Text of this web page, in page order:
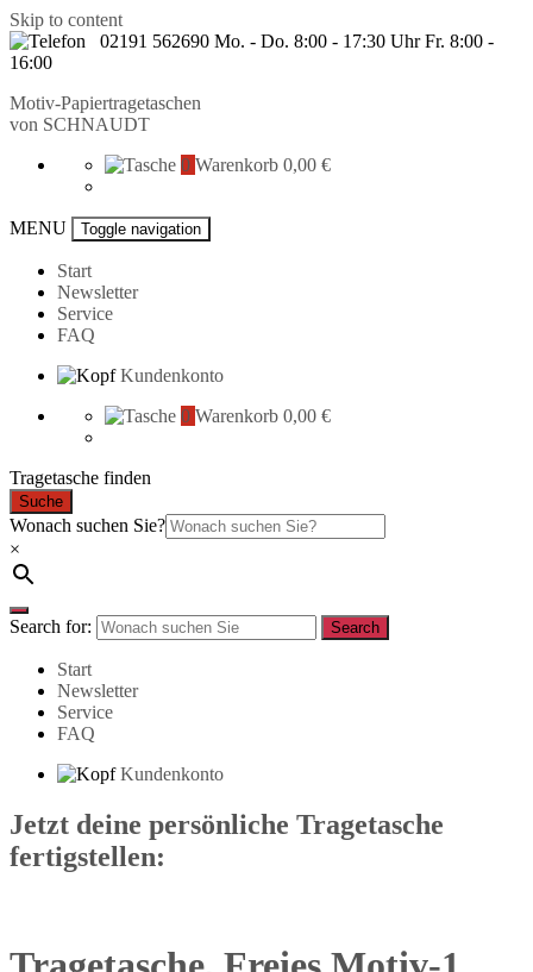
Skip to content
02191 562690 Mo. - Do. 8:00 - 17:30 Uhr Fr. 8:00 -
16:00
Motiv-Papiertragetaschen
von SCHNAUDT
0 Warenkorb 0,00 €
MENU Toggle navigation
Start
Newsletter
Service
FAQ
Kundenkonto
0 Warenkorb 0,00 €
Tragetasche finden
Suche
Wonach suchen Sie?
×
Search for: Search
Start
Newsletter
Service
FAQ
Kundenkonto
Jetzt deine persönliche Tragetasche
fertigstellen: